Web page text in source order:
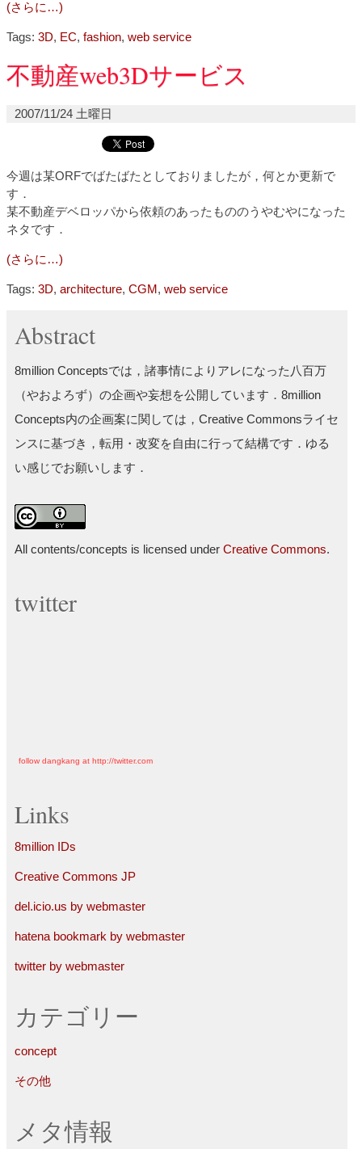
(さらに…)
Tags: 3D, EC, fashion, web service
不動産web3Dサービス
2007/11/24 土曜日
今週は某ORFでばたばたとしておりましたが，何とか更新で
す．
某不動産デベロッパから依頼のあったもののうやむやになった
ネタです．
(さらに…)
Tags: 3D, architecture, CGM, web service
Abstract
8million Conceptsでは，諸事情によりアレになった八百万
（やおよろず）の企画や妄想を公開しています．8million
Concepts内の企画案に関しては，Creative Commonsライセ
ンスに基づき，転用・改変を自由に行って結構です．ゆる
い感じでお願いします．
All contents/concepts is licensed under Creative Commons.
twitter
follow dangkang at http://twitter.com
Links
8million IDs
Creative Commons JP
del.icio.us by webmaster
hatena bookmark by webmaster
twitter by webmaster
カテゴリー
concept
その他
メタ情報